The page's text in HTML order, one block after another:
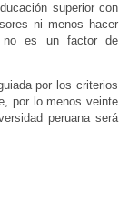
superior con
ni menos hacer
no es un factor de
por los criterios
por lo menos veinte
peruana será